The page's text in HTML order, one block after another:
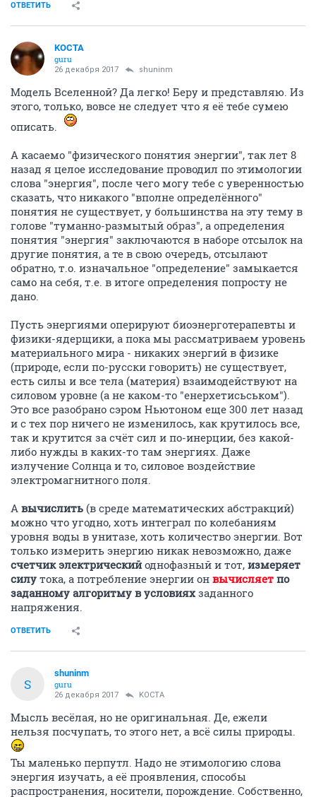
ОТВЕТИТЬ
KOCTA
guru
26 декабря 2017 shuninm
Модель Вселенной? Да легко! Беру и представляю. Из
этого, только, вовсе не следует что я её тебе сумею
описать.
А касаемо "физического понятия энергии", так лет 8
назад я целое исследование проводил по этимологии
слова "энергия", после чего могу тебе с уверенностью
сказать, что никакого "вполне определённого"
понятия не существует, у большинства на эту тему в
голове "туманно-размытый образ", а определения
понятия "энергия" заключаются в наборе отсылок на
другие понятия, а те в свою очередь, отсылают
обратно, т.о. изначальное "определение" замыкается
само на себя, т.е. в итоге определения попросту не
дано.
Пусть энергиями оперируют биоэнерготерапевты и
физики-ядерщики, а пока мы рассматриваем уровень
материального мира - никаких энергий в физике
(природе, если по-русски говорить) не существует,
есть силы и все тела (материя) взаимодействуют на
силовом уровне (а не каком-то "енерхетисьськом").
Это все разобрано сэром Ньютоном еще 300 лет назад
и с тех пор ничего не изменилось, как крутилось все,
так и крутится за счёт сил и по-инерции, без какой-
либо нужды в каких-то там энергиях. Даже
излучение Солнца и то, силовое воздействие
электромагнитного поля.
А вычислить (в среде математических абстракций)
можно что угодно, хоть интеграл по колебаниям
уровня воды в унитазе, хоть количество энергии. Вот
только измерить энергию никак невозможно, даже
счетчик электрическийоднофазный и тот, измеряет
силу тока, а потребление энергии он вычисляет по
заданному алгоритму в условиях заданного
напряжения.
ОТВЕТИТЬ
S
shuninm
guru
26 декабря 2017 KOCTA
Мысль весёлая, но не оригинальная. Де, ежели
нельзя посчупать, то этого нет, а всё силы природы.
Ты маленько перпутл. Надо не этимологию слова
энергия изучать, а её проявления, способы
распространения, носители, порождение. Собственно,